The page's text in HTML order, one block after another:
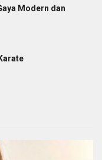
Modern dan